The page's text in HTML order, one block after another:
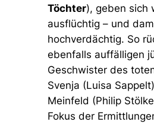
Töchter), geben sich
ausflüchtig – und
hochverdächtig. So
ebenfalls auffälligen
Geschwister des
Svenja (Luisa
Meinfeld (Philip
Fokus der